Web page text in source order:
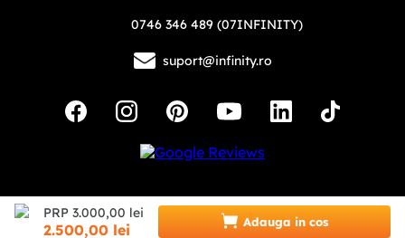
PRP 3.000,00 lei
2.500,00 lei Adauga in cos
0746 346 489 (07INFINITY)
suport@infinity.ro
Copyright © 2026 - Toate drepturile rezervate